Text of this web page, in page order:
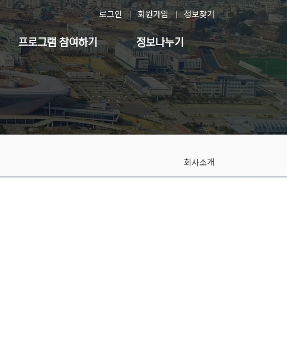
로그인 회원가입 정보찾기
프로그램 참여하기 정보나누기
회사소개